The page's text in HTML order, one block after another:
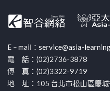
E – mail： service@asia-
電 話：(02)2736-3878
傳 真：(02)3322-9719
地 址：105 台北市松山區慶